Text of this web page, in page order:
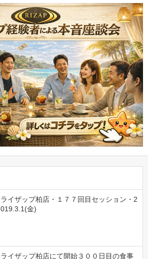
ライザップ柏店・１７７回目セッション・2
019.3.1(金)
ライザップ柏店にて開始３００日目の食事